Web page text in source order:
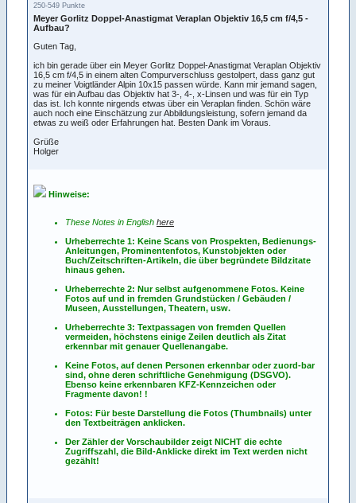
250-549 Punkte
Meyer Gorlitz Doppel-Anastigmat Veraplan Objektiv 16,5 cm f/4,5 -
Aufbau?
Guten Tag,
ich bin gerade über ein Meyer Gorlitz Doppel-Anastigmat Veraplan Objektiv
16,5 cm f/4,5 in einem alten Compurverschluss gestolpert, dass ganz gut
zu meiner Voigtländer Alpin 10x15 passen würde. Kann mir jemand sagen,
was für ein Aufbau das Objektiv hat 3-, 4-, x-Linsen und was für ein Typ
das ist. Ich konnte nirgends etwas über ein Veraplan finden. Schön wäre
auch noch eine Einschätzung zur Abbildungsleistung, sofern jemand da
etwas zu weiß oder Erfahrungen hat. Besten Dank im Voraus.
Grüße
Holger
Hinweise:
These Notes in English here
Urheberrechte 1: Keine Scans von Prospekten, Bedienungs-
Anleitungen, Prominentenfotos, Kunstobjekten oder
Buch/Zeitschriften-Artikeln, die über begründete Bildzitate
hinaus gehen.
Urheberrechte 2: Nur selbst aufgenommene Fotos. Keine
Fotos auf und in fremden Grundstücken / Gebäuden /
Museen, Ausstellungen, Theatern, usw.
Urheberrechte 3: Textpassagen von fremden Quellen
vermeiden, höchstens einige Zeilen deutlich als Zitat
erkennbar mit genauer Quellenangabe.
Keine Fotos, auf denen Personen erkennbar oder zuord-bar
sind, ohne deren schriftliche Genehmigung (DSGVO).
Ebenso keine erkennbaren KFZ-Kennzeichen oder
Fragmente davon! !
Fotos: Für beste Darstellung die Fotos (Thumbnails) unter
den Textbeiträgen anklicken.
Der Zähler der Vorschaubilder zeigt NICHT die echte
Zugriffszahl, die Bild-Anklicke direkt im Text werden nicht
gezählt!